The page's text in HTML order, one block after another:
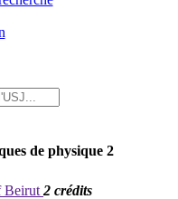
de physique 2
Beirut 2 crédits